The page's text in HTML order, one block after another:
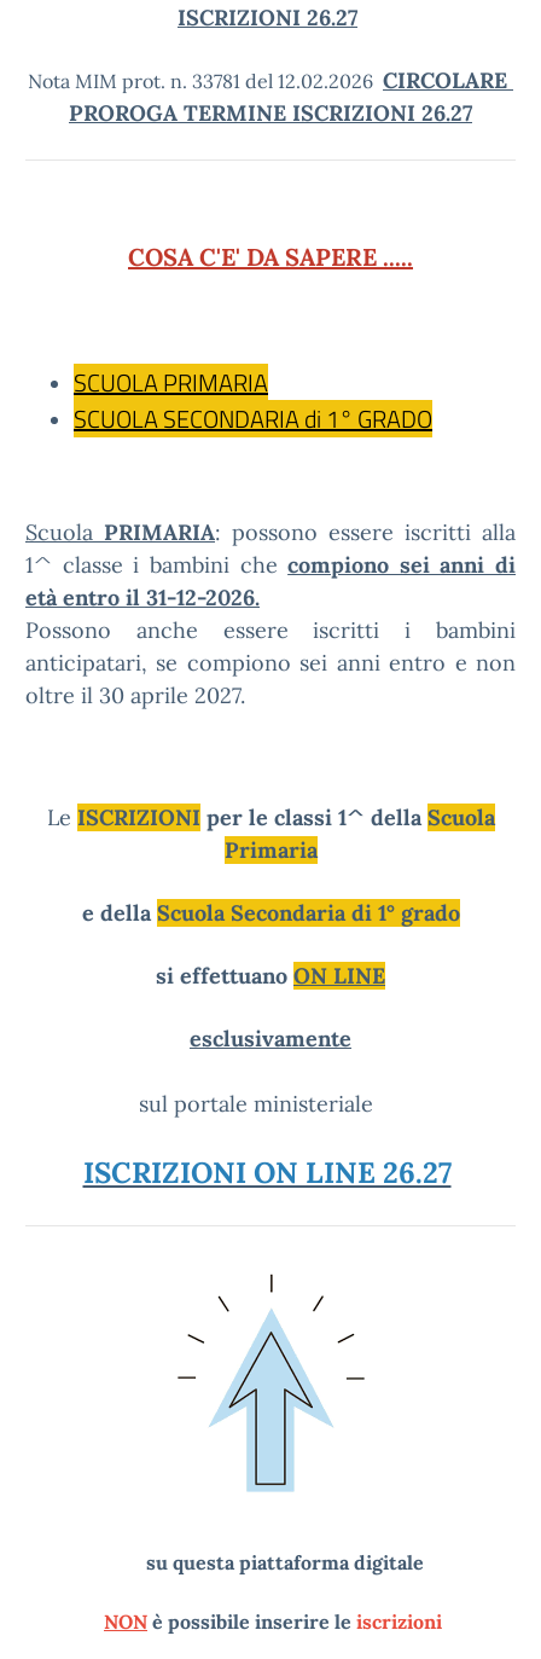
ISCRIZIONI 26.27
Nota MIM prot. n. 33781 del 12.02.2026 CIRCOLARE
PROROGA TERMINE ISCRIZIONI 26.27
COSA C'E' DA SAPERE .....
SCUOLA PRIMARIA
SCUOLA SECONDARIA di 1° GRADO
Scuola PRIMARIA: possono essere iscritti alla
1^ classe i bambini checompiono sei anni di
età entro il 31-12-2026.
Possono anche essere iscritti i bambini
anticipatari, se compiono sei anni entro e non
oltre il 30 aprile 2027.
Le ISCRIZIONI per le classi 1^ dellaScuola
Primaria
e dellaScuola Secondaria di 1° grado
si effettuano ON LINE
esclusivamente
sul portale ministeriale
ISCRIZIONI ON LINE 26.27
su questa piattaforma digitale
NON è possibile inserire le iscrizioni